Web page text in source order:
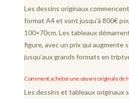
Les dessins originaux
format A4 et vont jusqu’à 800€
100×70cm. Les tableaux
figure, avec un prix qui augmente
jusqu’aux grands formats en
Comment acheter une œuvre originale de
Les dessins et tableaux originaux